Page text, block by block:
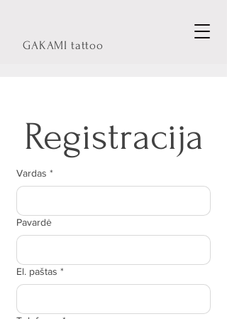
GAKAMI tattoo
Registracija
Vardas *
Pavardė
El. paštas *